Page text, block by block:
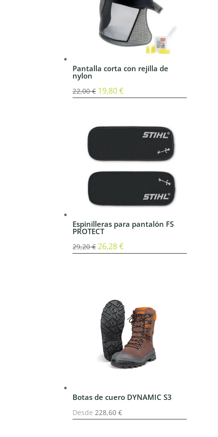
Pantalla corta con rejilla de
nylon
22,00€ El
era:
19,80€El
es:
19,80 €.
Espinilleras para pantalón FS
PROTECT
29,20€ El
26,28€El
Botas de cuero DYNAMIC S3
Desde 228,60€